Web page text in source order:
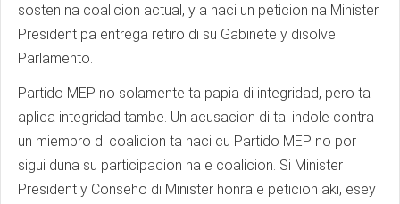
sosten na coalicion actual, y a haci un peticion na Minister
President pa entrega retiro di su Gabinete y disolve
Parlamento.
Partido MEP no solamente ta papia di integridad, pero ta
aplica integridad tambe. Un acusacion di tal indole contra
un miembro di coalicion ta haci cu Partido MEP no por
sigui duna su participacion na e coalicion. Si Minister
President y Conseho di Minister honra e peticion aki, esey